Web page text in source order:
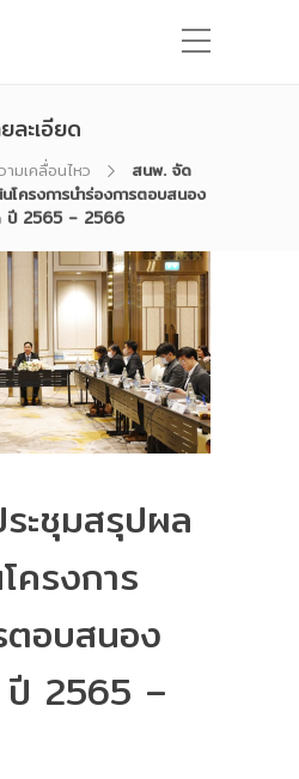
ละเอียด
ามเคลื่อนไหว
สนพ. จัด
โครงการนำร่องการตอบสนอง
ปี 2565 – 2566
ะชุมสรุปผล
ครงการ
ตอบสนอง
ปี 2565 –